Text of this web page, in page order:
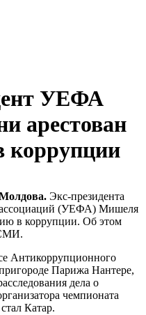
УЕФА
арестован
коррупции
Экс-президента
ассоциаций (УЕФА) Мишеля
в коррупции. Об этом
Антикоррупционного
Парижа Нантере,
дела о
чемпионата
Катар.